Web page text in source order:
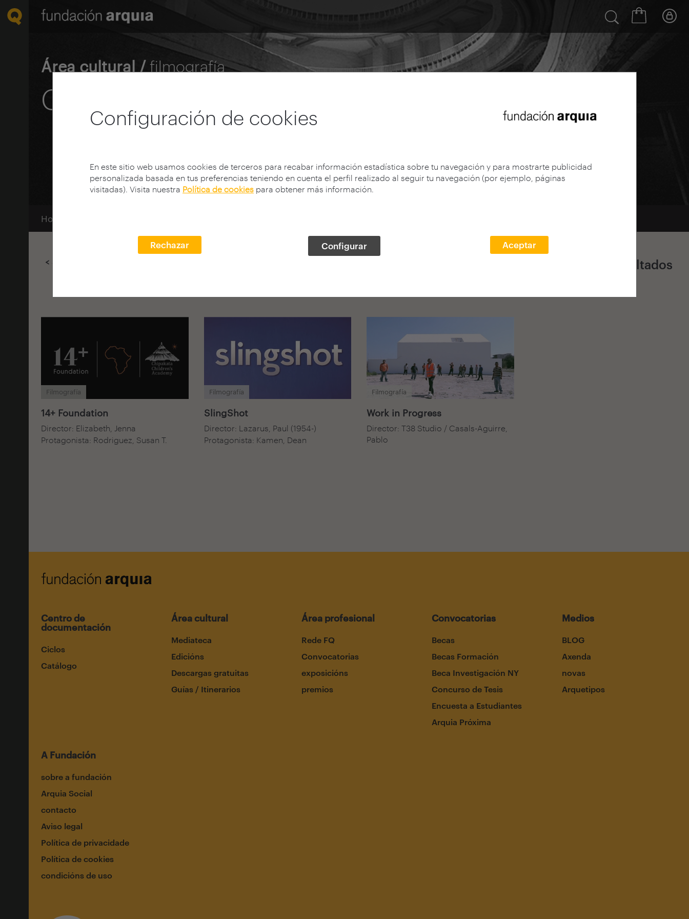
Configuración de cookies
En este sitio web usamos cookies de terceros para recabar información estadística sobre tu navegación y para mostrarte publicidad
personalizada basada en tus preferencias teniendo en cuenta el perfil realizado al seguir tu navegación (por ejemplo, páginas
visitadas). Visita nuestra Política de cookies para obtener más información.
Rechazar Configurar Aceptar
Área cultural /filmografía
Cooperación
Home
< Selecciona filtros 3 Resultados
Filmografía
14+ Foundation
Director: Elizabeth, Jenna
Protagonista: Rodriguez, Susan T.
Filmografía
SlingShot
Director: Lazarus, Paul (1954-)
Protagonista: Kamen, Dean
Filmografía
Work in Progress
Director: T38 Studio / Casals-Aguirre,
Pablo
Centro de
documentación
Ciclos
Catálogo
Área cultural
Mediateca
Edicións
Descargas gratuitas
Guías / Itinerarios
Área profesional
Rede FQ
Convocatorias
exposicións
premios
Convocatorias
Becas
Becas Formación
Beca Investigación NY
Concurso de Tesis
Encuesta a Estudiantes
Arquia Próxima
Medios
BLOG
Axenda
novas
Arquetipos
A Fundación
sobre a fundación
Arquia Social
contacto
Aviso legal
Política de privacidade
Política de cookies
condicións de uso